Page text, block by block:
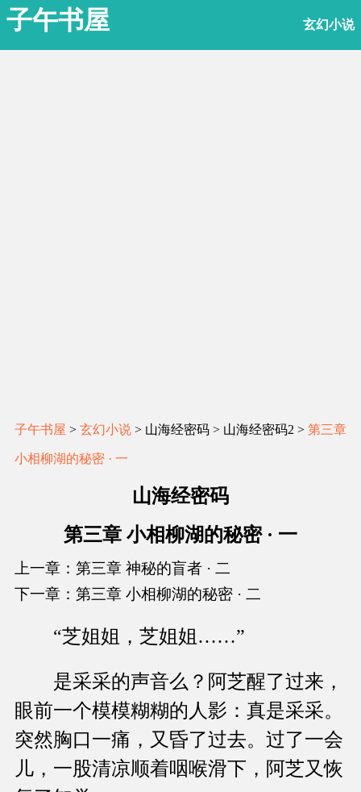
子午书屋 玄幻小说
子午书屋 > 玄幻小说 > 山海经密码 > 山海经密码2 > 第三章
小相柳湖的秘密 · 一
山海经密码
第三章 小相柳湖的秘密 · 一
上一章：第三章 神秘的盲者 · 二
下一章：第三章 小相柳湖的秘密 · 二
“芝姐姐，芝姐姐……”
是采采的声音么？阿芝醒了过来，
眼前一个模模糊糊的人影：真是采采。
突然胸口一痛，又昏了过去。过了一会
儿，一股清凉顺着咽喉滑下，阿芝又恢